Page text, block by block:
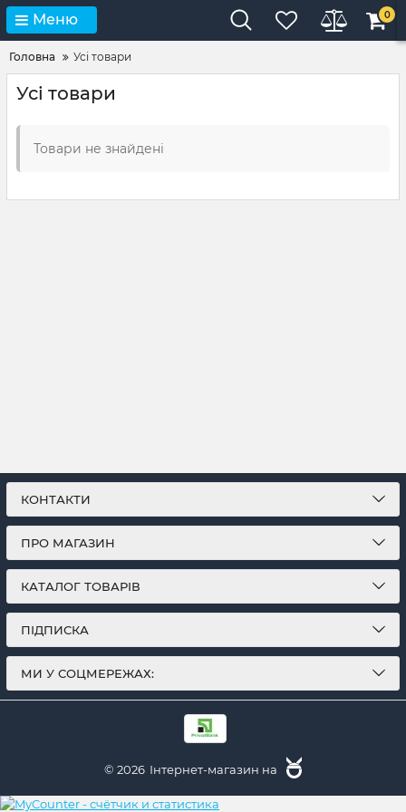
Меню 0
Головна Усі товари
Усі товари
Товари не знайдені
КОНТАКТИ
ПРО МАГАЗИН
КАТАЛОГ ТОВАРІВ
ПІДПИСКА
МИ У СОЦМЕРЕЖАХ:
© 2026 Інтернет-магазин на